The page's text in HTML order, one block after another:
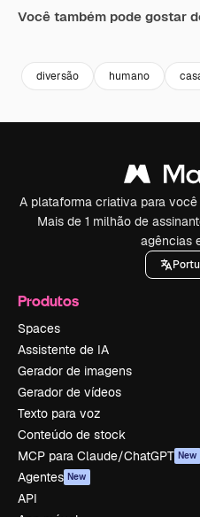
Você também pode gostar
diversão humano
A plataforma criativa para
Mais de 1 milhão de
agências
Produtos
Spaces
Assistente de IA
Gerador de imagens
Gerador de vídeos
Texto para voz
Conteúdo de stock
MCP para Claude/ChatGPT New
Agentes New
API